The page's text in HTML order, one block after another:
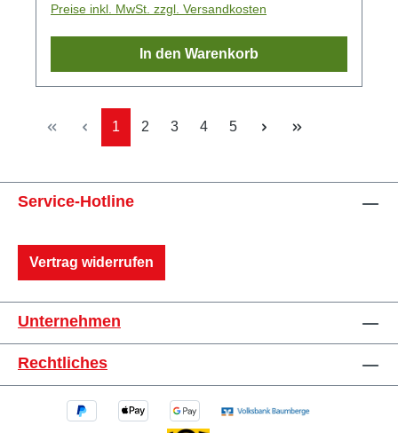
Preise inkl. MwSt. zzgl. Versandkosten
In den Warenkorb
Seite
1 Seite
2 Seite
3 Seite
4 Seite
5
Service-Hotline
Vertrag widerrufen
Unternehmen
Rechtliches